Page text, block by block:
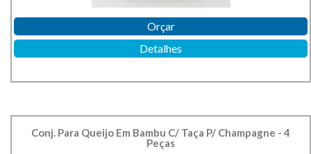
Orçar
Detalhes
Conj. Para Queijo Em Bambu C/ Taça P/ Champagne - 4
Peças